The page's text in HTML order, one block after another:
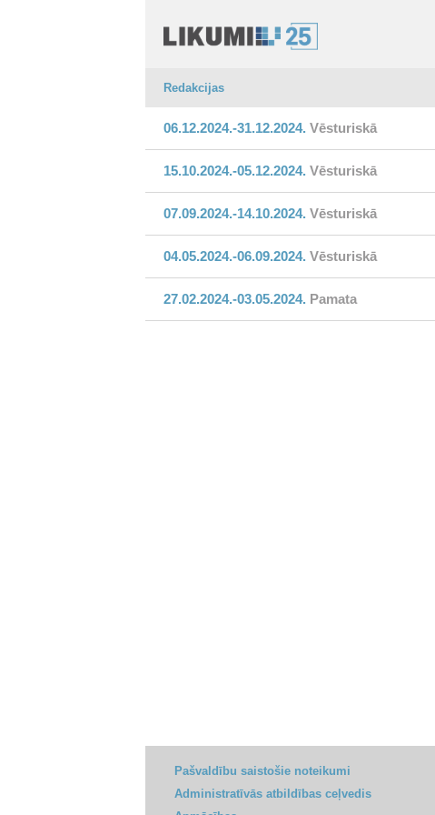
Redakcijas
06.12.2024.-31.12.2024. Vēsturiskā
15.10.2024.-05.12.2024. Vēsturiskā
07.09.2024.-14.10.2024. Vēsturiskā
04.05.2024.-06.09.2024. Vēsturiskā
27.02.2024.-03.05.2024. Pamata
Pašvaldību saistošie noteikumi
Administratīvās atbildības ceļvedis